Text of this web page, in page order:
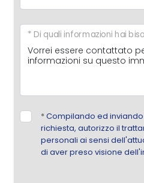
* Di quali informazioni hai
*Compilando ed
richiesta, autorizzo il
personali ai sensi
di aver preso visione